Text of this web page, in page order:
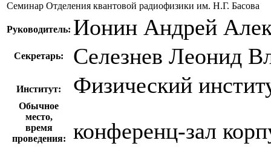
Семинар Отделения квантовой радиофизики им. Н.Г. Басова
Руководитель: Ионин Андрей
Секретарь: Селезнев Леонид
Институт: Физический
Обычное
место,
время
проведения:
конференц-зал